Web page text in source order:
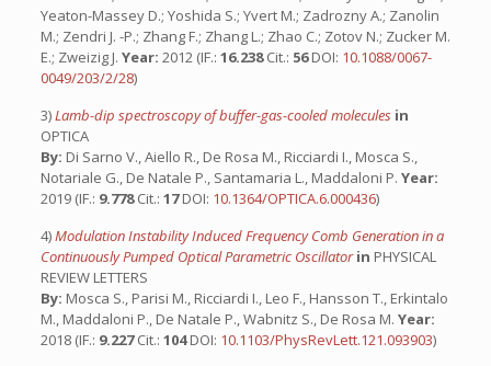
Year: 2012 (IF.: 16.238Cit.: 56DOI: 10.1088/0067-
0049/203/2/28)
3)Lamb-dip spectroscopy of buffer-gas-cooled molecules in
OPTICA
By: Di Sarno V., Aiello R., De Rosa M., Ricciardi I., Mosca S.,
Notariale G., De Natale P., Santamaria L., Maddaloni P. Year:
2019 (IF.: 9.778Cit.: 17DOI: 10.1364/OPTICA.6.000436)
4)Modulation Instability Induced Frequency Comb Generation in a
Continuously Pumped Optical Parametric Oscillatorin PHYSICAL
REVIEW LETTERS
By: Mosca S., Parisi M., Ricciardi I., Leo F., Hansson T., Erkintalo
M., Maddaloni P., De Natale P., Wabnitz S., De Rosa M. Year:
2018 (IF.: 9.227Cit.: 104DOI: 10.1103/PhysRevLett.121.093903)